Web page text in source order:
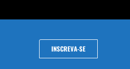
INSCREVA-SE